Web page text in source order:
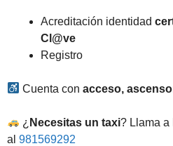
Acreditación identidad
Cl@ve
Registro
Cuenta conacceso,
¿ Necesitas un taxi? Llama a
al 981569292